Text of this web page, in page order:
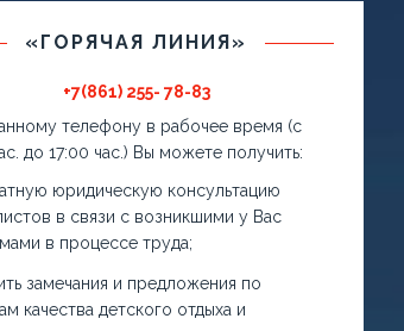
«ГОРЯЧАЯ ЛИНИЯ»
+7(861) 255- 78-83
телефону в рабочее время (с
до 17:00 час.) Вы можете получить:
юридическую консультацию
в связи с возникшими у Вас
в процессе труда;
замечания и предложения по
качества детского отдыха и